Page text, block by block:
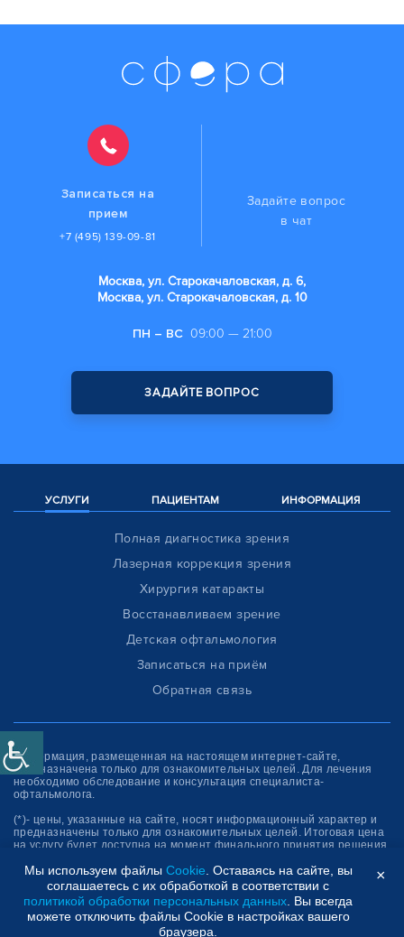
Записаться на
прием
+7 (495) 139-09-81
Задайте вопрос
в чат
Москва, ул. Старокачаловская, д. 6,
Москва, ул. Старокачаловская, д. 10
ПН – ВС 09:00 — 21:00
ЗАДАЙТЕ ВОПРОС
УСЛУГИ ПАЦИЕНТАМ ИНФОРМАЦИЯ
Полная диагностика зрения
Лазерная коррекция зрения
Хирургия катаракты
Восстанавливаем зрение
Детская офтальмология
Записаться на приём
Обратная связь
Клиника “СФЕРА”
Информация, размещенная на настоящем интернет-сайте,
предназначена только для ознакомитель­ных целей. Для лечения
необходимо обследование и консультация специалиста-
офтальмолога.
(*)- цены, указанные на сайте, носят информационный характер и
предназначены только для ознакомительных целей. Итоговая цена
на услугу будет доступна на момент финального принятия решения
Мы используем файлы Cookie . Оставаясь на сайте, вы
соглашаетесь с их обработкой в соответствии с
политикой обработки персональных данных . Вы всегда
можете отключить файлы Cookie в настройках вашего
браузера.
×